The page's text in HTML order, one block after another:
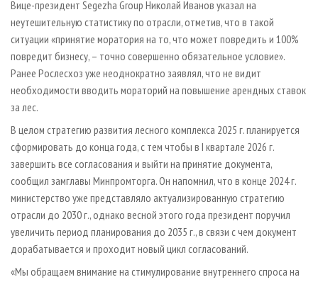
Вице-президент Segezha Group Николай Иванов указал на
неутешительную статистику по отрасли, отметив, что в такой
ситуации «принятие моратория на то, что может повредить и 100%
повредит бизнесу, – точно совершенно обязательное условие».
Ранее Рослесхоз уже неоднократно заявлял, что не видит
необходимости вводить мораторий на повышение арендных ставок
за лес.
В целом стратегию развития лесного комплекса 2025 г. планируется
сформировать до конца года, с тем чтобы в I квартале 2026 г.
завершить все согласования и выйти на принятие документа,
сообщил замглавы Минпромторга. Он напомнил, что в конце 2024 г.
министерство уже представляло актуализированную стратегию
отрасли до 2030 г., однако весной этого года президент поручил
увеличить период планирования до 2035 г., в связи с чем документ
дорабатывается и проходит новый цикл согласований.
«Мы обращаем внимание на стимулирование внутреннего спроса на